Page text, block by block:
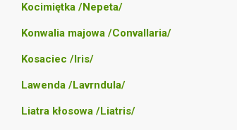
Kocimiętka /Nepeta/
Konwalia majowa /Convallaria/
Kosaciec /Iris/
Lawenda /Lavrndula/
Liatra kłosowa /Liatris/